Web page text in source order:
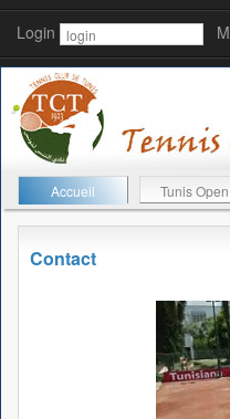
Login
Accueil Tunis Open
Contact